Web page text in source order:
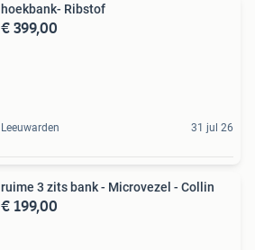
hoekbank- Ribstof
€ 399,00
Leeuwarden 31 jul 26
ruime 3 zits bank - Microvezel - Collin
€ 199,00